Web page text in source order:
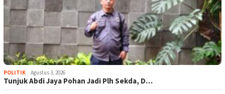
POLITIK Agustus 3, 2026
Tunjuk Abdi Jaya Pohan Jadi Plh Sekda, D…